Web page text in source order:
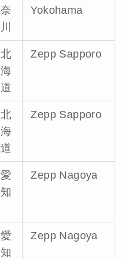
奈
川
Yokohama
北
海
道
Zepp Sapporo
北
海
道
Zepp Sapporo
愛
知
Zepp Nagoya
愛
知
Zepp Nagoya